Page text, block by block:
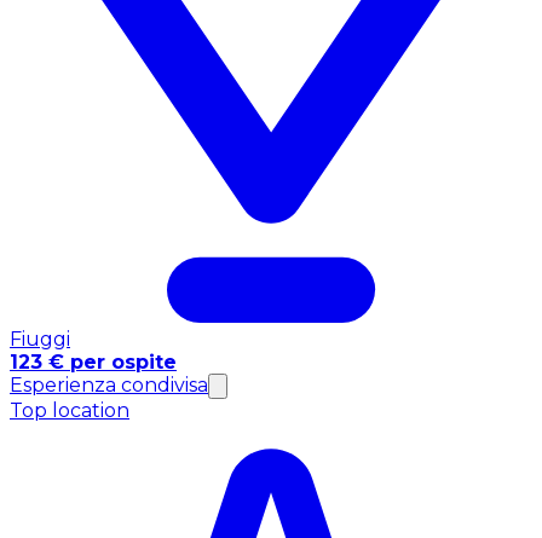
Fiuggi
123 € per ospite
Esperienza condivisa
Top location